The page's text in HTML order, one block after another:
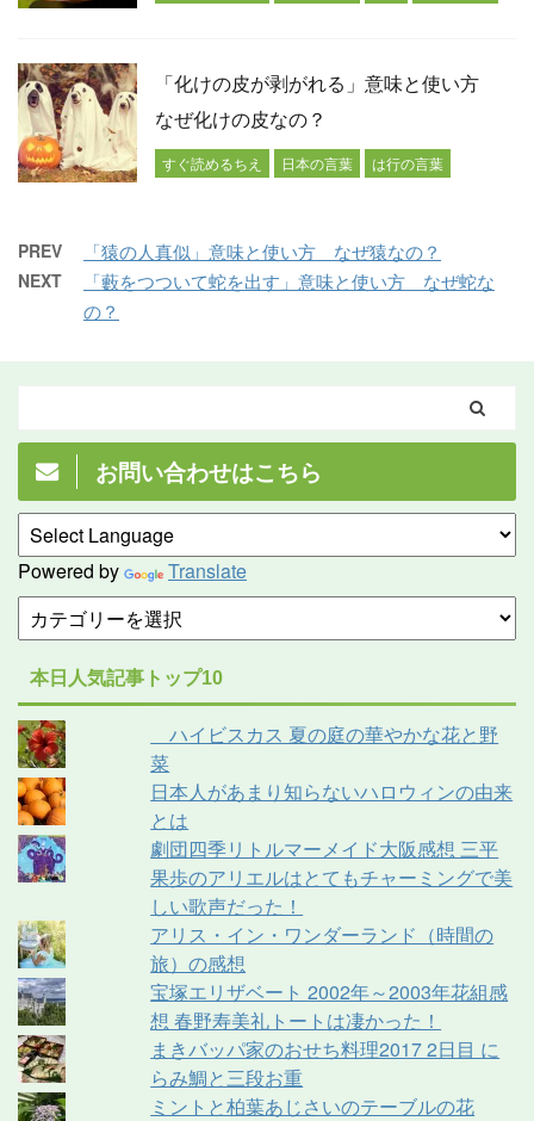
「化けの皮が剥がれる」意味と使い方
なぜ化けの皮なの？
すぐ読めるちえ 日本の言葉 は行の言葉
PREV 「猿の人真似」意味と使い方 なぜ猿なの？
NEXT
「藪をつついて蛇を出す」意味と使い方 なぜ蛇な
の？
お問い合わせはこちら
Powered by Translate
本日人気記事トップ10
ハイビスカス 夏の庭の華やかな花と野
菜
日本人があまり知らないハロウィンの由来
とは
劇団四季リトルマーメイド大阪感想 三平
果歩のアリエルはとてもチャーミングで美
しい歌声だった！
アリス・イン・ワンダーランド（時間の
旅）の感想
宝塚エリザベート 2002年～2003年花組感
想 春野寿美礼トートは凄かった！
まきバッパ家のおせち料理2017 2日目 に
らみ鯛と三段お重
ミントと柏葉あじさいのテーブルの花